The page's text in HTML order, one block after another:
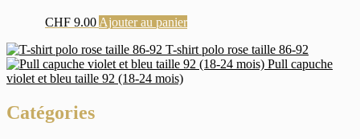
CHF 9.00 Ajouter au panier
T-shirt polo rose taille 86-92
Pull capuche
violet et bleu taille 92 (18-24 mois)
Catégories